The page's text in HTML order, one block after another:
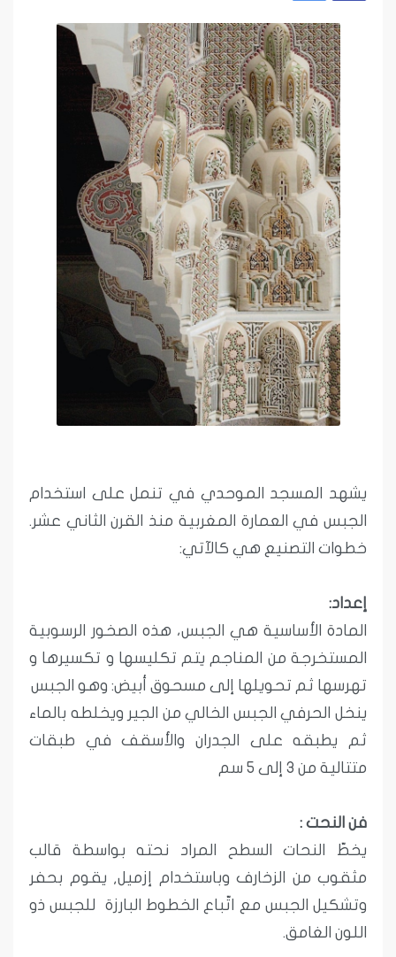
يشهد المسجد الموحدي في تنمل على استخدام
الجبس في العمارة المغربية منذ القرن الثاني عشر.
خطوات التصنيع هي كالآتي:
إعداد:
المادة الأساسية هي الجبس، هذه الصخور الرسوبية
المستخرجة من المناجم يتم تكليسها و تكسيرها و
تهرسها ثم تحويلها إلى مسحوق أبيض: وهو الجبس
ينخل الحرفي الجبس الخالي من الجير ويخلطه بالماء
ثم يطبقه على الجدران والأسقف في طبقات
متتالية من 3 إلى 5 سم
فن النحت :
يخطّ النحات السطح المراد نحته بواسطة قالب
مثقوب من الزخارف وباستخدام إزميل, يقوم بحفر
وتشكيل الجبس مع اتّباع الخطوط البارزة للجبس ذو
اللون الغامق.